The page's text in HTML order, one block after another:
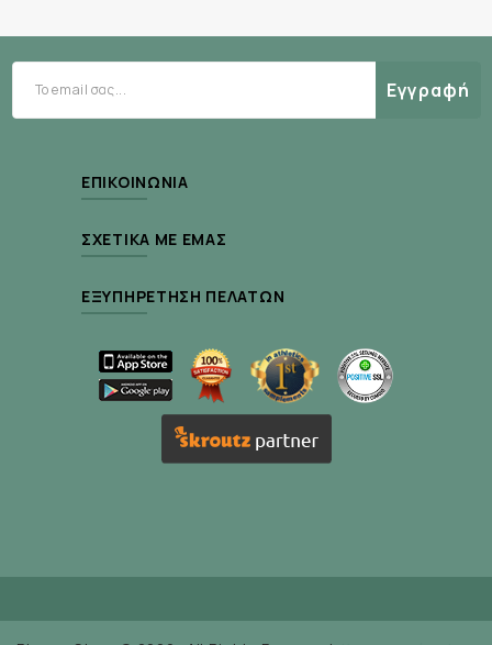
πέψη των λιπών
φυσιολογική ροή της χολής και στη ρύθμιση
των λιπιδίων του αίματος.
Ενισχύει την ενέργεια και την
αντιοξειδωτικά και υποστηρίζει την παραγωγή
Συμβάλλει στον φυσιολογικό
βιταμίνες B9 και B12.*
Είναι ιδανικό για άτομα με αυξημένα επίπεδα
χοληστερίνης, ενήλικες άνω των 40, ή όσους
αναζητούν φυσική υποστήριξη για την υγεία της
καρδιάς και του κυκλοφορικού.
Εγγραφή
ΕΠΙΚΟΙΝΩΝΊΑ
ΣΧΕΤΙΚΆ ΜΕ ΕΜΆΣ
ΕΞΥΠΗΡΈΤΗΣΗ ΠΕΛΑΤΏΝ